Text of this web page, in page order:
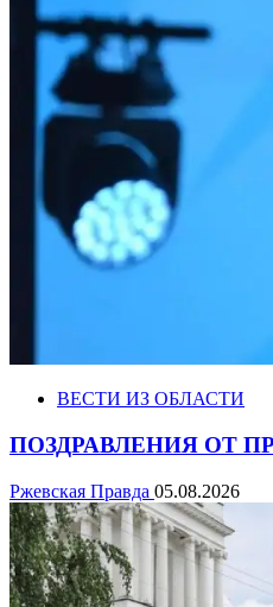
ВЕСТИ ИЗ ОБЛАСТИ
ПОЗДРАВЛЕНИЯ ОТ
Ржевская Правда 05.08.2026